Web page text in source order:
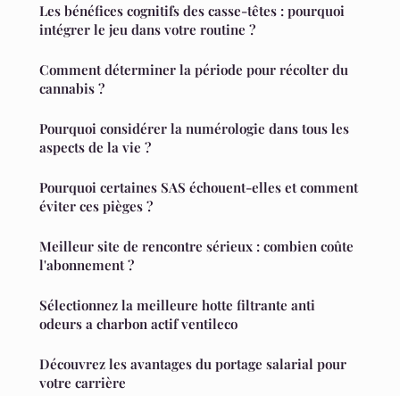
Les bénéfices cognitifs des casse-têtes : pourquoi
intégrer le jeu dans votre routine ?
Comment déterminer la période pour récolter du
cannabis ?
Pourquoi considérer la numérologie dans tous les
aspects de la vie ?
Pourquoi certaines SAS échouent-elles et comment
éviter ces pièges ?
Meilleur site de rencontre sérieux : combien coûte
l'abonnement ?
Sélectionnez la meilleure hotte filtrante anti
odeurs a charbon actif ventileco
Découvrez les avantages du portage salarial pour
votre carrière